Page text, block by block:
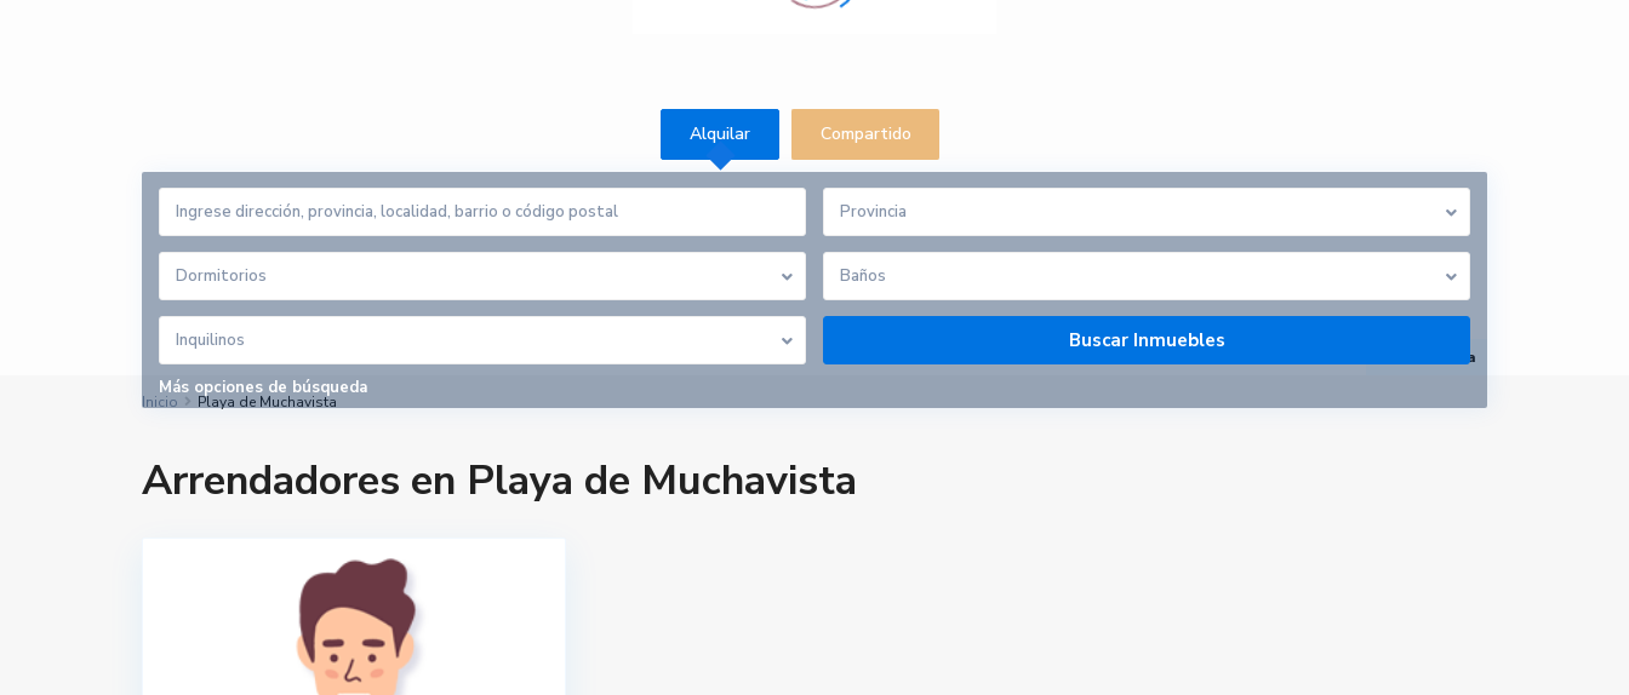
abrir mapa
Alquilar Compartido
Provincia
Dormitorios Baños
Inquilinos
Más opciones de búsqueda
Inicio Playa de Muchavista
Arrendadores en Playa de Muchavista